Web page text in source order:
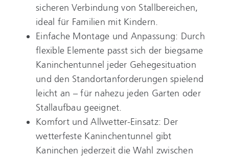
sicheren Verbindung von Stallbereichen,
ideal für Familien mit Kindern.
Einfache Montage und Anpassung: Durch
flexible Elemente passt sich der biegsame
Kaninchentunnel jeder Gehegesituation
und den Standortanforderungen spielend
leicht an – für nahezu jeden Garten oder
Stallaufbau geeignet.
Komfort und Allwetter-Einsatz: Der
wetterfeste Kaninchentunnel gibt
Kaninchen jederzeit die Wahl zwischen